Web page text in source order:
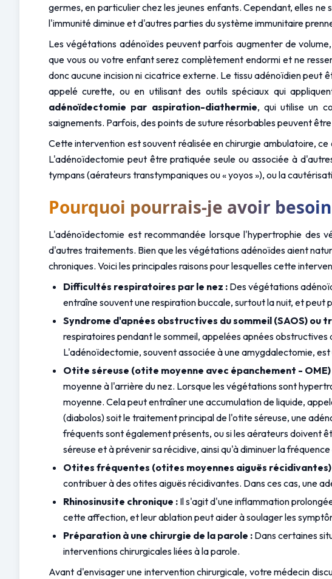
germes, en particulier chez les jeunes enfants. Cependant, elles
l'immunité diminue et d'autres parties du système immunitaire
Les végétations adénoïdes peuvent parfois augmenter de
que vous ou votre enfant serez complètement endormi et ne
donc aucune incision ni cicatrice externe. Le tissu adénoïdien
adénoïdectomie par aspiration-diathermie, qui utilise un
saignements. Parfois, des points de suture résorbables peuvent
Cette intervention est souvent réalisée en chirurgie ambulatoire,
L'adénoïdectomie peut être pratiquée seule ou associée à
tympans (aérateurs transtympaniques ou « yoyos »), ou la
Pourquoi pourrais-je avoir
L'adénoïdectomie est recommandée lorsque l'hypertrophie des
d'autres traitements. Bien que les végétations adénoïdes aient
chroniques. Voici les principales raisons pour lesquelles cette
Difficultés respiratoires par le nez : Des végétations
entraîne souvent une respiration buccale, surtout la nuit, et
Syndrome d'apnées obstructives du sommeil (SAOS) ou
respiratoires pendant le sommeil, appelées apnées
L'adénoïdectomie, souvent associée à une amygdalectomie,
Otite séreuse (otite moyenne avec épanchement - OME)
moyenne à l'arrière du nez. Lorsque les végétations sont
moyenne. Cela peut entraîner une accumulation de liquide,
(diabolos) soit le traitement principal de l'otite séreuse, une
fréquents sont également présents, ou si les aérateurs doivent
séreuse et à prévenir sa récidive, ainsi qu'à diminuer la
Otites fréquentes (otites moyennes aiguës récidivantes)
contribuer à des otites aiguës récidivantes. Dans ces cas, une
Rhinosinusite chronique : Il s'agit d'une inflammation
cette affection, et leur ablation peut aider à soulager les
Préparation à une chirurgie de la parole : Dans certaines
interventions chirurgicales liées à la parole.
Avant d'envisager une intervention chirurgicale, votre médecin